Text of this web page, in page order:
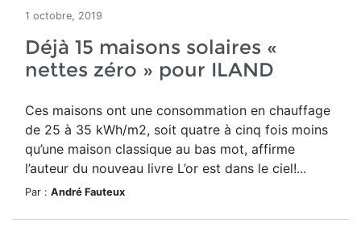
1 octobre, 2019
Déjà 15 maisons solaires «
nettes zéro » pour ILAND
Ces maisons ont une consommation en chauffage
de 25 à 35 kWh/m2, soit quatre à cinq fois moins
qu’une maison classique au bas mot, affirme
l’auteur du nouveau livre L’or est dans le ciel!...
Par : André Fauteux